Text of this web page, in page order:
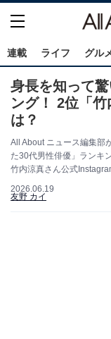
連載 ライフ グル
身長を知って
ング！ 2位「
は？
All About ニュース編集部
た30代男性俳優」ランキ
竹内涼真さん公式
2026.06.19
友野 カイ